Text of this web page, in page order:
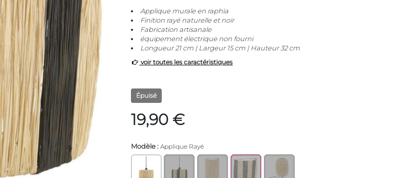
Applique murale en raphia
Finition rayé naturelle et noir
Fabrication artisanale
équipement électrique non fourni
Longueur 21 cm | Largeur 15 cm | Hauteur 32 cm
voir toutes les caractéristiques
Épuisé
19,90 €
Modèle : Applique Rayé